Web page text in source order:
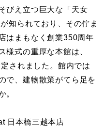
びえ立つ巨大な「天女
知られており、その佇ま
はまもなく創業350周年
様式の重厚な本館は、
されました。館内では
で、建物散策がてら足を
。
日本橋三越本店